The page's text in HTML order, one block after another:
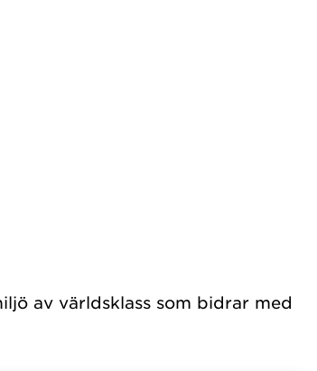
av världsklass som bidrar med